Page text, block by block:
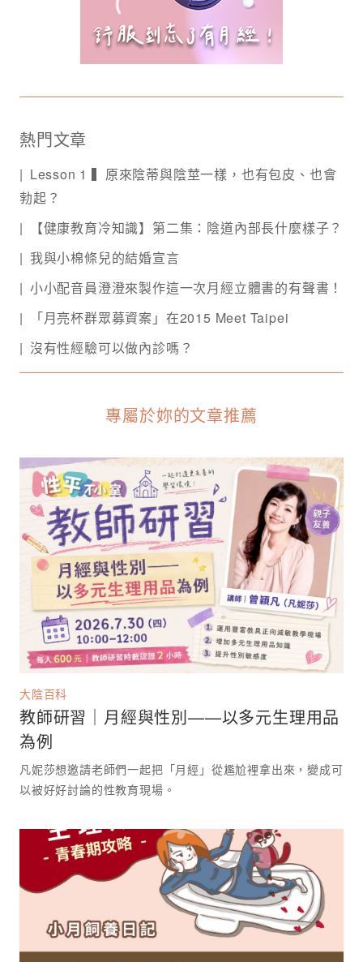
熱門文章
Lesson 1 ▍原來陰蒂與陰莖一樣，也有包皮、也會
勃起？
【健康教育冷知識】第二集：陰道內部長什麼樣子？
我與小棉條兒的結婚宣言
小小配音員澄澄來製作這一次月經立體書的有聲書！
「月亮杯群眾募資案」在2015 Meet Taipei
沒有性經驗可以做內診嗎？
專屬於妳的文章推薦
大陰百科
教師研習｜月經與性別——以多元生理用品
為例
凡妮莎想邀請老師們一起把「月經」從尷尬裡拿出來，變成可